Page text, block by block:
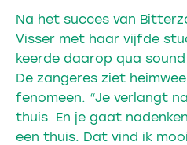
Na het succes van
Visser met haar vijfde
keerde daarop qua
De zangeres ziet
fenomeen. “Je verlangt
thuis. En je gaat
een thuis. Dat vind ik